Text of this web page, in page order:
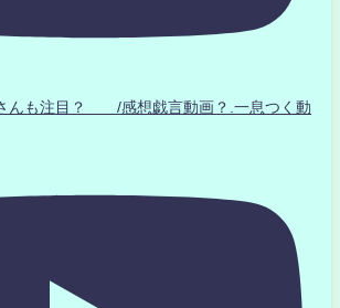
んも注目？ /感想戯言動画？.一息つく動